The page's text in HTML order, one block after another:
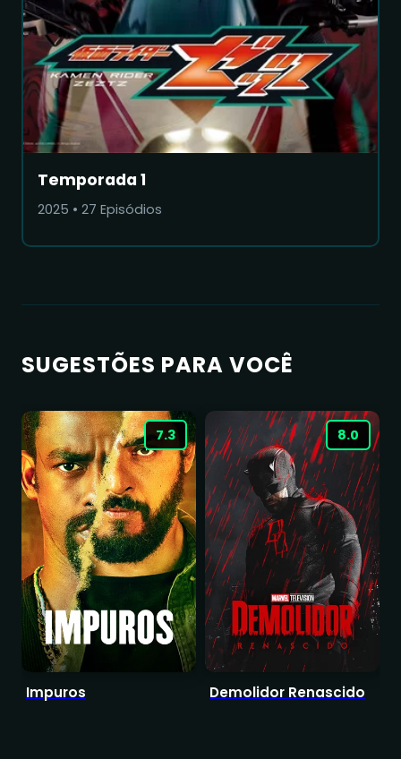
Temporada 1
2025 • 27 Episódios
SUGESTÕES PARA VOCÊ
7.3
Impuros
8.0
Demolidor Renascido